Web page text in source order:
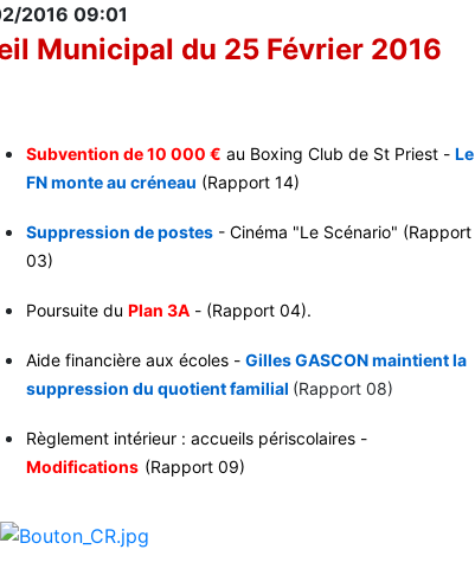
2016 09:01
Municipal du 25 Février 2016
Subvention de 10 000 € au Boxing Club de St Priest - Le
FN monte au créneau (Rapport 14)
Suppression de postes - Cinéma "Le Scénario" (Rapport
03)
Poursuite du Plan 3A - (Rapport 04).
Aide financière aux écoles - Gilles GASCON maintient la
suppression du quotient familial (Rapport 08)
Règlement intérieur : accueils périscolaires -
Modifications (Rapport 09)